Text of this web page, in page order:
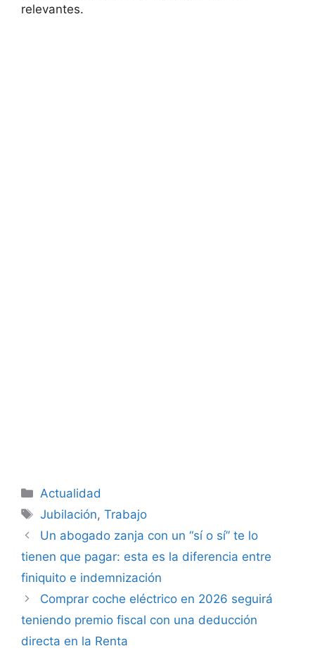
relevantes.
Categorías
Actualidad
Etiquetas
Jubilación,Trabajo
Un abogado zanja con un “sí o sí” te lo
tienen que pagar: esta es la diferencia entre
finiquito e indemnización
Comprar coche eléctrico en 2026 seguirá
teniendo premio fiscal con una deducción
directa en la Renta